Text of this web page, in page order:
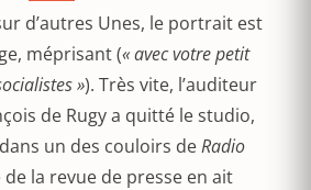
d’autres Unes, le portrait est
méprisant (« avec votre petit
»). Très vite, l’auditeur
de Rugy a quitté le studio,
un des couloirs deRadio
la revue de presse en ait